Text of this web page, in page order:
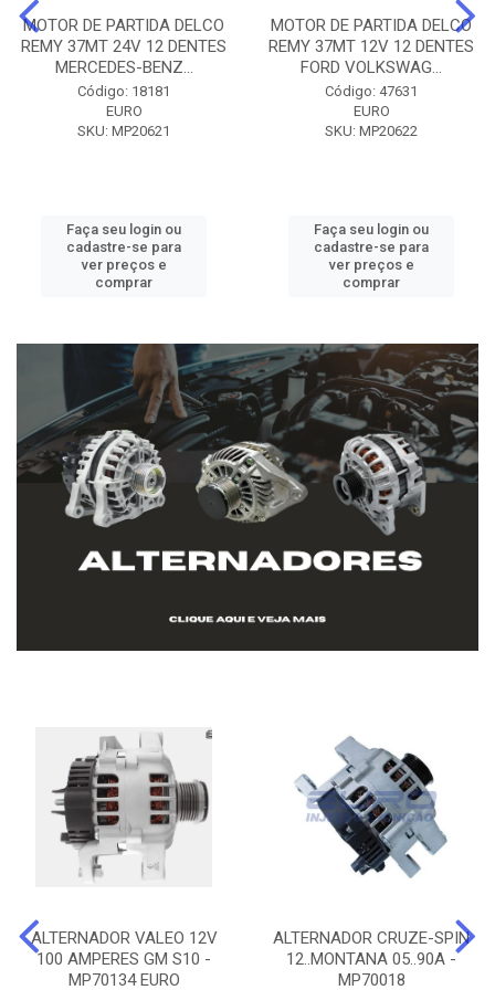
MOTOR DE PARTIDA DELCO
REMY 37MT 24V 12 DENTES
MERCEDES-BENZ...
Código: 18181
EURO
SKU: MP20621
Faça seu login ou
cadastre-se para
ver preços e
comprar
MOTOR DE PARTIDA DELCO
REMY 37MT 12V 12 DENTES
FORD VOLKSWAG...
Código: 47631
EURO
SKU: MP20622
Faça seu login ou
cadastre-se para
ver preços e
comprar
ALTERNADOR VALEO 12V
100 AMPERES GM S10 -
MP70134 EURO
ALTERNADOR CRUZE-SPIN
12..MONTANA 05..90A -
MP70018